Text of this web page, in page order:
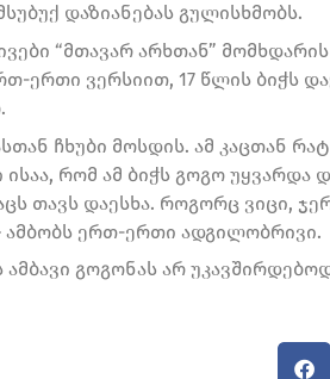
დაზიანებას გულისხმობს.
“მთავარ არხთან”
ერთი ვერსიით, 17 წლის ბიჭს
ჩხუბი მოსდის. ამ კაცთან
რომ ამ ბიჭს გოგო უყვარდა
თავს დაესხა. როგორც ვიცი,
ამბობს ერთ-ერთი ადგილობრივი.
გოგონას არ